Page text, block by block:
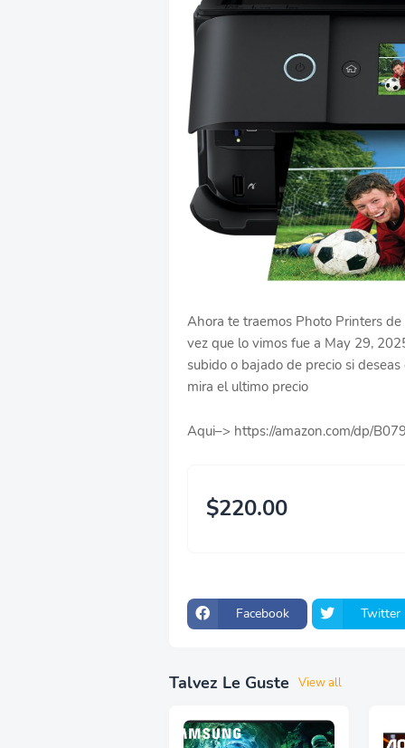
Ahora te traemos Photo Printers
vez que lo vimos fue a May 29,
subido o bajado de precio si
mira el ultimo precio
Aqui–> https://amazon.com/dp/
$220.00
Facebook Twitter
Talvez Le Guste View all